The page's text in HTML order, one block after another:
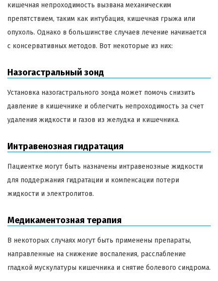
кишечная непроходимость вызвана механическим
препятствием, таким как интубация, кишечная грыжа или
опухоль. Однако в большинстве случаев лечение начинается
с консервативных методов. Вот некоторые из них:
Назогастральный зонд
Установка назогастрального зонда может помочь снизить
давление в кишечнике и облегчить непроходимость за счет
удаления жидкости и газов из желудка и кишечника.
Интравенозная гидратация
Пациентке могут быть назначены интравенозные жидкости
для поддержания гидратации и компенсации потери
жидкости и электролитов.
Медикаментозная терапия
В некоторых случаях могут быть применены препараты,
направленные на снижение воспаления, расслабление
гладкой мускулатуры кишечника и снятие болевого синдрома.